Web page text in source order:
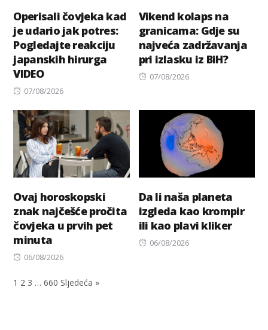
Operisali čovjeka kad
je udario jak potres:
Pogledajte reakciju
japanskih hirurga
VIDEO
Posted
07/08/2026
Vikend kolaps na
granicama: Gdje su
najveća zadržavanja
pri izlasku iz BiH?
Posted
07/08/2026
Ovaj horoskopski
znak najčešće pročita
čovjeka u prvih pet
minuta
Posted
06/08/2026
Da li naša planeta
izgleda kao krompir
ili kao plavi kliker
Posted
06/08/2026
1 2 3 … 660 Sljedeća »